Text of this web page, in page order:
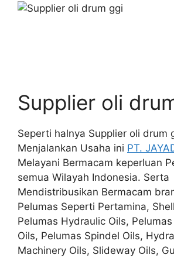
Supplier oli
Seperti halnya Supplier oli drum
Menjalankan Usaha ini PT.
Melayani Bermacam keperluan
semua Wilayah Indonesia. Serta
Mendistribusikan Bermacam
Pelumas Seperti Pertamina,
Pelumas Hydraulic Oils,
Oils, Pelumas Spindel Oils,
Machinery Oils, Slideway Oils,